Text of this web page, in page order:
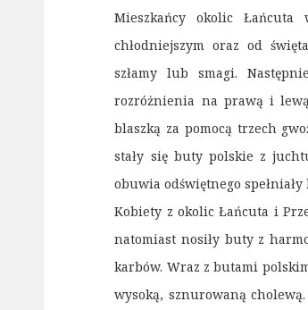
Mieszkańcy okolic
chłodniejszym oraz od
szłamy lub smagi.
rozróżnienia na prawą i
blaszką za pomocą trzech
stały się buty polskie z
obuwia odświętnego
Kobiety z okolic Łańcuta i
natomiast nosiły buty z
karbów. Wraz z butami
wysoką, sznurowaną